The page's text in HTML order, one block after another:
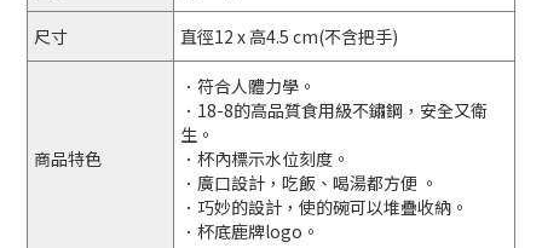
尺寸 直徑12 x 高4.5 cm(不含把手)
商品特色
．符合人體力學。
．18-8的高品質食用級不鏽鋼，安全又衛
生。
．杯內標示水位刻度。
．廣口設計，吃飯、喝湯都方便 。
．巧妙的設計，使的碗可以堆疊收納。
．杯底鹿牌logo。